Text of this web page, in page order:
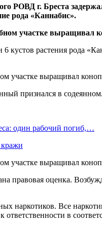
РОВД г. Бреста
рода «Каннабис».
кустов растения рода
признался в
один рабочий погиб,…
правовая оценка.
наркотиков. Все
в